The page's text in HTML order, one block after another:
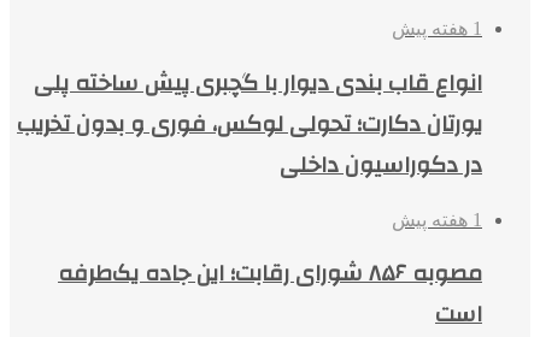
1 هفته پیش
انواع قاب بندی دیوار با گچبری پیش ساخته پلی
یورتان دکارت؛ تحولی لوکس، فوری و بدون تخریب
در دکوراسیون داخلی
1 هفته پیش
مصوبه ۸۵۶ شورای رقابت؛ این جاده یک‌طرفه
است